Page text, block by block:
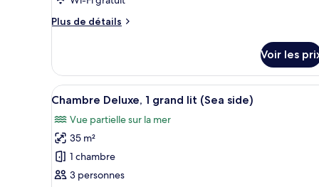
montagne
chambre :
Suite
très
grand
lit
Plus de détails
Plus
le
type
de
Suite
Junior,
très
grand
Voir les
Afficher
toutes
les
photos
pour
ce
Une chambre d’hôtel avec
7
Chambre Deluxe, 1 grand lit (Sea side)
Vue partielle sur la mer
35 m²
1 chambre
3 personnes